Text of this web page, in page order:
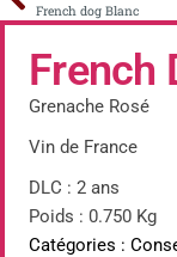
French dog Blanc
French
Grenache Rosé
Vin de France
DLC : 2 ans
Poids : 0.750 Kg
Catégories :